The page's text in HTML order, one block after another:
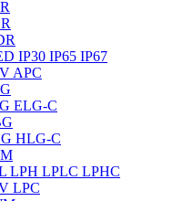
IP30 IP65 IP67
APC
ELG-C
HLG-C
LPH LPLC LPHC
LPC